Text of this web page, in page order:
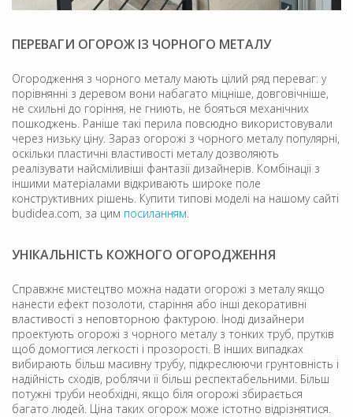
ПЕРЕВАГИ ОГОРОЖ ІЗ ЧОРНОГО МЕТАЛУ
Огородження з чорного металу мають цілий ряд переваг: у
порівнянні з деревом вони набагато міцніше, довговічніше,
не схильні до горіння, не гниють, не бояться механічних
пошкоджень. Раніше такі перила повсюдно використовували
через низьку ціну. Зараз огорожі з чорного металу популярні,
оскільки пластичні властивості металу дозволяють
реалізувати найсміливіші фантазії дизайнерів. Комбінації з
іншими матеріалами відкривають широке поле
конструктивних рішень. Купити типові моделі на нашому сайті
budidea.com, за цим посиланням
УНІКАЛЬНІСТЬ КОЖНОГО ОГОРОДЖЕННЯ
Справжнє мистецтво можна надати огорожі з металу якщо
нанести ефект позолоти, старіння або інші декоративні
властивості з неповторною фактурою. Іноді дизайнери
проектують огорожі з чорного металу з тонких труб, прутків
щоб домогтися легкості і прозорості. В інших випадках
вибирають більш масивну трубу, підкреслюючи грунтовність і
надійність сходів, роблячи її більш респектабельними. Більш
потужні труби необхідні, якщо біля огорожі збирається
багато людей. Ціна таких огорож може істотно відрізнятися.